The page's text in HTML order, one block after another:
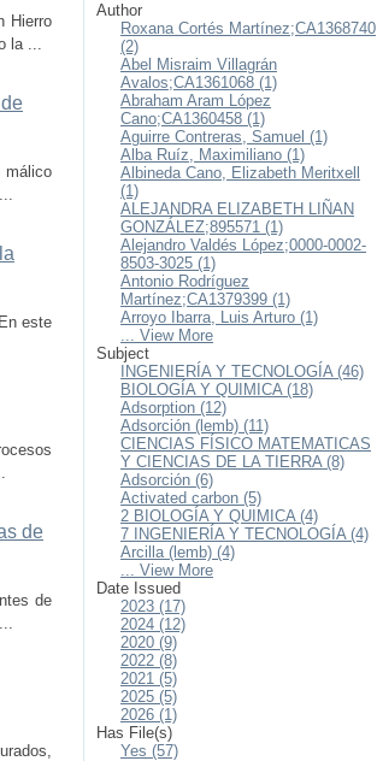
Hierro
la ...
málico
este
de
de
Author
Roxana Cortés Martínez;CA1368740
(2)
Abel Misraim Villagrán
Avalos;CA1361068 (1)
Abraham Aram López
Cano;CA1360458 (1)
Aguirre Contreras, Samuel (1)
Alba Ruíz, Maximiliano (1)
Albineda Cano, Elizabeth Meritxell
(1)
ALEJANDRA ELIZABETH LIÑAN
GONZÁLEZ;895571 (1)
Alejandro Valdés López;0000-0002-
8503-3025 (1)
Antonio Rodríguez
Martínez;CA1379399 (1)
Arroyo Ibarra, Luis Arturo (1)
... View More
Subject
INGENIERÍA Y TECNOLOGÍA (46)
BIOLOGÍA Y QUIMICA (18)
Adsorption (12)
Adsorción (lemb) (11)
CIENCIAS FÍSICO MATEMATICAS
Y CIENCIAS DE LA TIERRA (8)
Adsorción (6)
Activated carbon (5)
2 BIOLOGÍA Y QUIMICA (4)
7 INGENIERÍA Y TECNOLOGÍA (4)
Arcilla (lemb) (4)
... View More
Date Issued
2023 (17)
2024 (12)
2020 (9)
2022 (8)
2021 (5)
2025 (5)
2026 (1)
Has File(s)
Yes (57)